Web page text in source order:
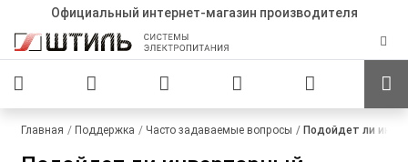
Официальный интернет-магазин производителя
Главная Поддержка Часто задаваемые вопросы Подойдет ли